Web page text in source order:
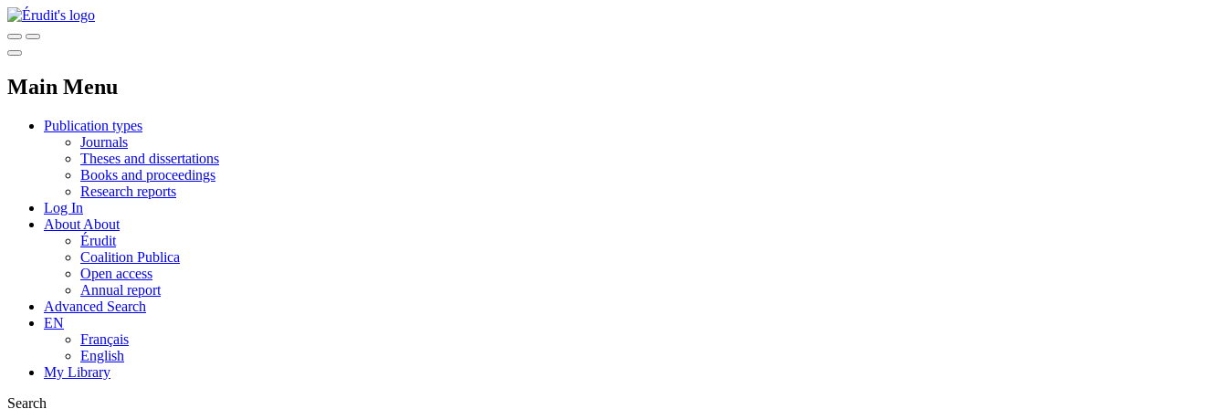
Main Menu
Publication types
Journals
Theses and dissertations
Books and proceedings
Research reports
Log In
About About
Érudit
Coalition Publica
Open access
Annual report
Advanced Search
EN
Français
English
My Library
Search